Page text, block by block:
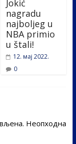
Jokić
nagradu
najboljeg u
NBA primio
u štali!
12. мај 2022.
0
Неопходна